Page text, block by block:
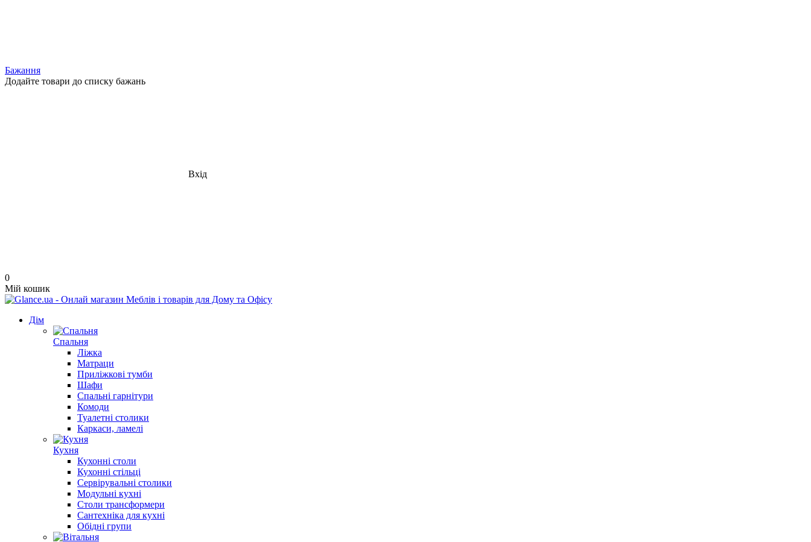
Бажання
Додайте товари до списку бажань
Вхід
0
Мій кошик
Дім
Спальня
Ліжка
Матраци
Приліжкові тумби
Шафи
Спальні гарнітури
Комоди
Туалетні столики
Каркаси, ламелі
Кухня
Кухонні столи
Кухонні стільці
Сервірувальні столики
Модульні кухні
Столи трансформери
Сантехніка для кухні
Обідні групи